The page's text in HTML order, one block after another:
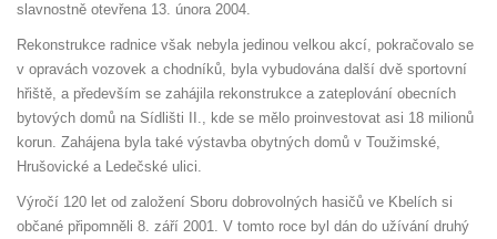
slavnostně otevřena 13. února 2004.
Rekonstrukce radnice však nebyla jedinou velkou akcí, pokračovalo se
v opravách vozovek a chodníků, byla vybudována další dvě sportovní
hřiště, a především se zahájila rekonstrukce a zateplování obecních
bytových domů na Sídlišti II., kde se mělo proinvestovat asi 18 milionů
korun. Zahájena byla také výstavba obytných domů v Toužimské,
Hrušovické a Ledečské ulici.
Výročí 120 let od založení Sboru dobrovolných hasičů ve Kbelích si
občané připomněli 8. září 2001. V tomto roce byl dán do užívání druhý